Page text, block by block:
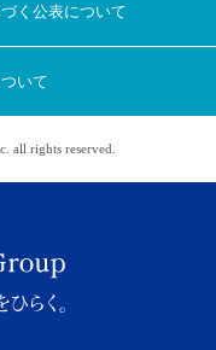
せんか
信中！
く公表について
いて
all rights reserved.